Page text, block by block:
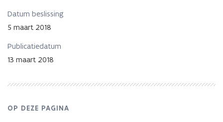
statuten
maatschap
Datum beslissing
5 maart 2018
Publicatiedatum
13 maart 2018
OP DEZE PAGINA